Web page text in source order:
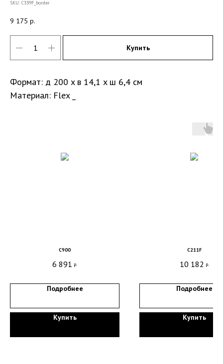
SKU: C339F_border
9 175 р.
Купить
Формат: д 200 x в 14,1 x ш 6,4 см
Материал: Flex _
C900
6 891 р.
Подробнее
Купить
C211F
10 182 р.
Подробнее
Купить
Санкт-Петербург, DESIGN DISTRICT DAA,
4-й этаж
пн-пт 9-18; сб, вс - выходные дни
Мы ВКонтакте